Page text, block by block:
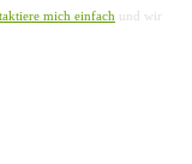
mich einfach und wir